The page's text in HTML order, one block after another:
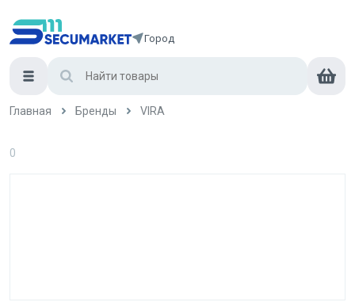
Город
Главная Бренды VIRA
0